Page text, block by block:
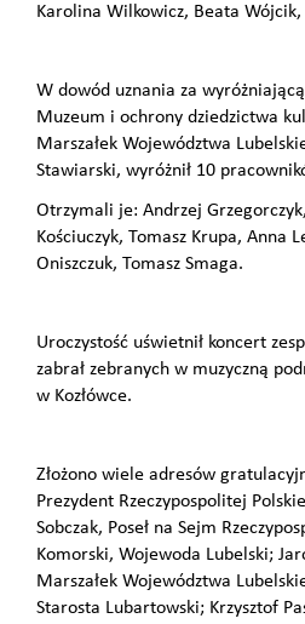
Karolina Wilkowicz, Beata
W dowód uznania za
Muzeum i ochrony dziedzictwa
Marszałek Województwa
Stawiarski, wyróżnił 10
Otrzymali je: Andrzej
Kościuczyk, Tomasz Krupa, Anna
Oniszczuk, Tomasz Smaga.
Uroczystość uświetnił koncert
zabrał zebranych w muzyczną
w Kozłówce.
Złożono wiele adresów
Prezydent Rzeczypospolitej
Sobczak, Poseł na Sejm
Komorski, Wojewoda Lubelski;
Marszałek Województwa
Starosta Lubartowski; Krzysztof